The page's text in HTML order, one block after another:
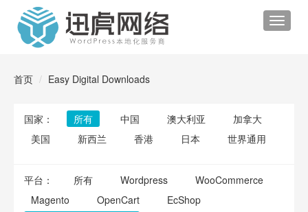
Toggle
首页 Easy Digital Downloads
国家： 所有 中国 澳大利亚
加拿大
美国
新西兰 香港 日本 世界通用
平台： 所有 Wordpress
WooCommerce
Magento
OpenCart
EcShop